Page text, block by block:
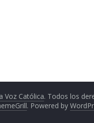
Voz Católica. Todos los
. Powered by